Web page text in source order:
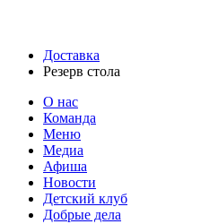
Доставка
Резерв стола
О нас
Команда
Меню
Медиа
Афиша
Новости
Детский клуб
Добрые дела